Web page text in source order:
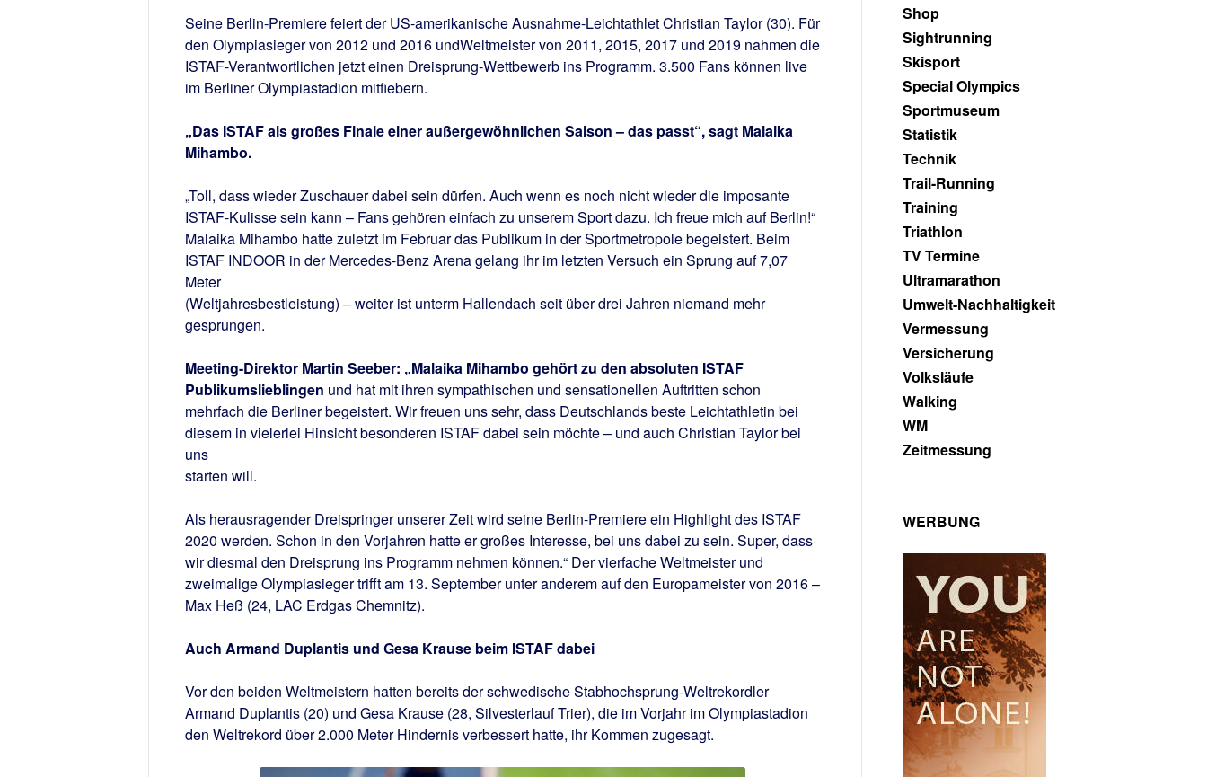
Seine Berlin-Premiere feiert der US-amerikanische Ausnahme-Leichtathlet Christian Taylor (30). Für
den Olympiasieger von 2012 und 2016 undWeltmeister von 2011, 2015, 2017 und 2019 nahmen die
ISTAF-Verantwortlichen jetzt einen Dreisprung-Wettbewerb ins Programm. 3.500 Fans können live
im Berliner Olympiastadion mitfiebern.
„Das ISTAF als großes Finale einer außergewöhnlichen Saison – das passt“, sagt Malaika
Mihambo.
„Toll, dass wieder Zuschauer dabei sein dürfen. Auch wenn es noch nicht wieder die imposante
ISTAF-Kulisse sein kann – Fans gehören einfach zu unserem Sport dazu. Ich freue mich auf Berlin!“
Malaika Mihambo hatte zuletzt im Februar das Publikum in der Sportmetropole begeistert. Beim
ISTAF INDOOR in der Mercedes-Benz Arena gelang ihr im letzten Versuch ein Sprung auf 7,07
Meter
(Weltjahresbestleistung) – weiter ist unterm Hallendach seit über drei Jahren niemand mehr
gesprungen.
Meeting-Direktor Martin Seeber: „Malaika Mihambo gehört zu den absoluten ISTAF
Publikumslieblingen und hat mit ihren sympathischen und sensationellen Auftritten schon
mehrfach die Berliner begeistert. Wir freuen uns sehr, dass Deutschlands beste Leichtathletin bei
diesem in vielerlei Hinsicht besonderen ISTAF dabei sein möchte – und auch Christian Taylor bei
uns
starten will.
Als herausragender Dreispringer unserer Zeit wird seine Berlin-Premiere ein Highlight des ISTAF
2020 werden. Schon in den Vorjahren hatte er großes Interesse, bei uns dabei zu sein. Super, dass
wir diesmal den Dreisprung ins Programm nehmen können.“ Der vierfache Weltmeister und
zweimalige Olympiasieger trifft am 13. September unter anderem auf den Europameister von 2016 –
Max Heß (24, LAC Erdgas Chemnitz).
Auch Armand Duplantis und Gesa Krause beim ISTAF dabei
Vor den beiden Weltmeistern hatten bereits der schwedische Stabhochsprung-Weltrekordler
Armand Duplantis (20) und Gesa Krause (28, Silvesterlauf Trier), die im Vorjahr im Olympiastadion
den Weltrekord über 2.000 Meter Hindernis verbessert hatte, ihr Kommen zugesagt.
Shop
Sightrunning
Skisport
Special Olympics
Sportmuseum
Statistik
Technik
Trail-Running
Training
Triathlon
TV Termine
Ultramarathon
Umwelt-Nachhaltigkeit
Vermessung
Versicherung
Volksläufe
Walking
WM
Zeitmessung
WERBUNG